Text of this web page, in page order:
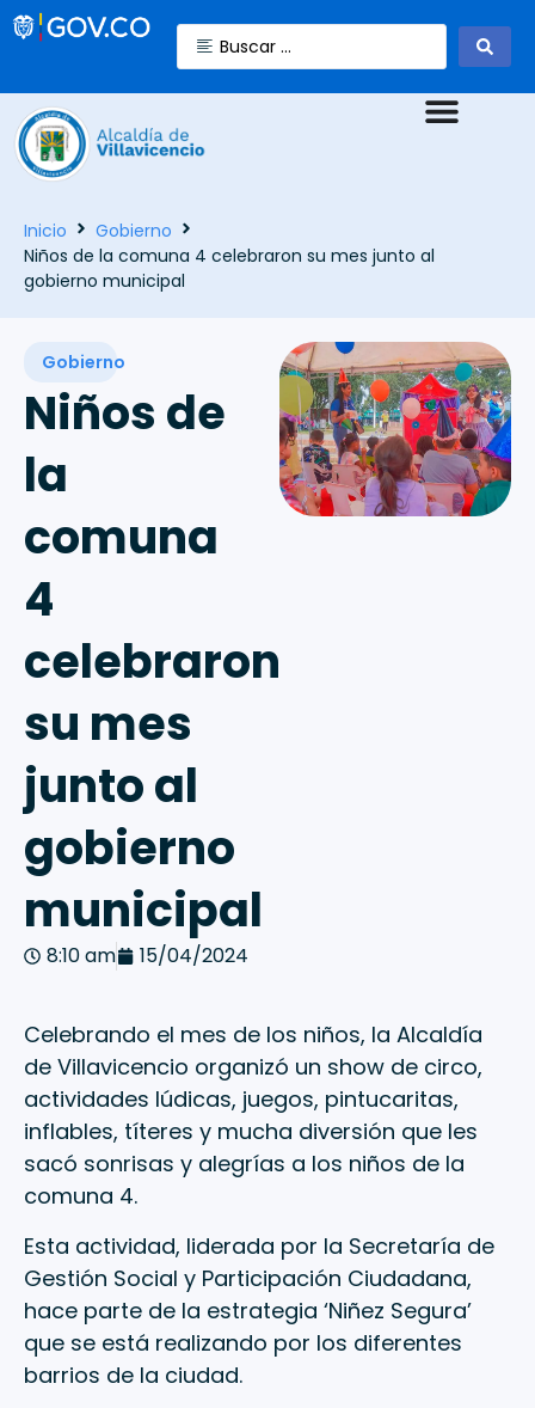
Inicio
Gobierno
Niños de la comuna 4 celebraron su mes junto al
gobierno municipal
Gobierno
Niños de
la
comuna
4
celebraron
su mes
junto al
gobierno
municipal
8:10 am 15/04/2024
Celebrando el mes de los niños, la Alcaldía
de Villavicencio organizó un show de circo,
actividades lúdicas, juegos, pintucaritas,
inflables, títeres y mucha diversión que les
sacó sonrisas y alegrías a los niños de la
comuna 4.
Esta actividad, liderada por la Secretaría de
Gestión Social y Participación Ciudadana,
hace parte de la estrategia ‘Niñez Segura’
que se está realizando por los diferentes
barrios de la ciudad.